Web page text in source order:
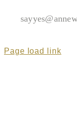
Page load link